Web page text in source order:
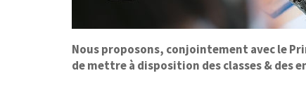
Nous proposons, conjointement avec le
de mettre à disposition des classes & des